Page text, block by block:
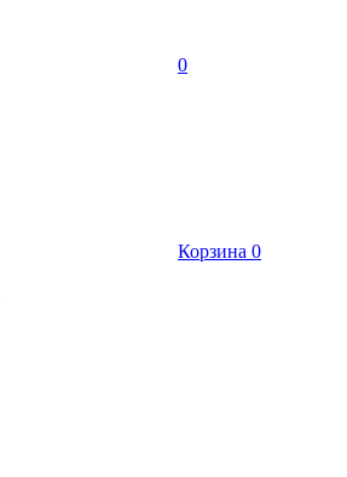
0
Корзина 0